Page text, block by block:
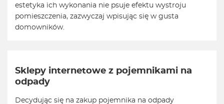
estetyka ich wykonania nie psuje efektu wystroju
pomieszczenia, zazwyczaj wpisując się w gusta
domowników.
Sklepy internetowe z pojemnikami na
odpady
Decydując się na zakup pojemnika na odpady